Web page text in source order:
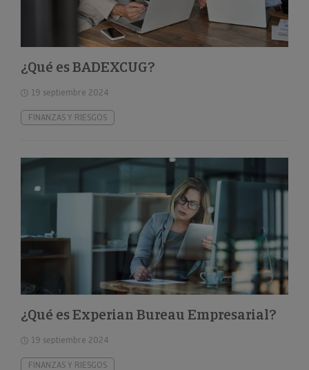
¿Qué es BADEXCUG?
19 septiembre 2024
FINANZAS Y RIESGOS
¿Qué es Experian Bureau Empresarial?
19 septiembre 2024
FINANZAS Y RIESGOS